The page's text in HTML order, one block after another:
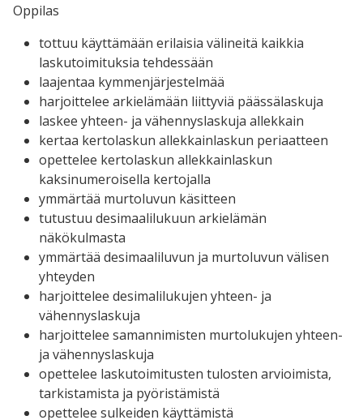
Oppilas
tottuu käyttämään erilaisia välineitä kaikkia
laskutoimituksia tehdessään
laajentaa kymmenjärjestelmää
harjoittelee arkielämään liittyviä päässälaskuja
laskee yhteen- ja vähennyslaskuja allekkain
kertaa kertolaskun allekkainlaskun periaatteen
opettelee kertolaskun allekkainlaskun
kaksinumeroisella kertojalla
ymmärtää murtoluvun käsitteen
tutustuu desimaalilukuun arkielämän
näkökulmasta
ymmärtää desimaaliluvun ja murtoluvun välisen
yhteyden
harjoittelee desimalilukujen yhteen- ja
vähennyslaskuja
harjoittelee samannimisten murtolukujen yhteen-
ja vähennyslaskuja
opettelee laskutoimitusten tulosten arvioimista,
tarkistamista ja pyöristämistä
opettelee sulkeiden käyttämistä